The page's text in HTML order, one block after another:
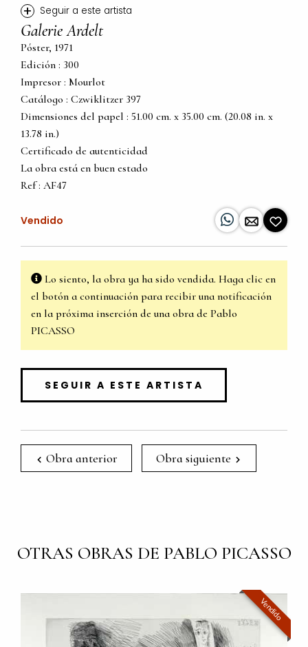
+ Seguir a este artista
Galerie Ardelt
Póster, 1971
Edición : 300
Impresor : Mourlot
Catálogo : Czwiklitzer 397
Dimensiones del papel : 51.00 cm. x 35.00 cm. (20.08 in. x
13.78 in.)
Certificado de autenticidad
La obra está en buen estado
Ref : AF47
Vendido
Lo siento, la obra ya ha sido vendida. Haga clic en
el botón a continuación para recibir una notificación
en la próxima inserción de una obra de Pablo
PICASSO
SEGUIR A ESTE ARTISTA
Obra anterior Obra siguiente
OTRAS OBRAS DE PABLO PICASSO
Vendido